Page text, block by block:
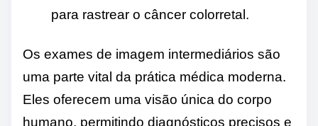
para rastrear o câncer colorretal.
Os exames de imagem intermediários são
uma parte vital da prática médica moderna.
Eles oferecem uma visão única do corpo
humano, permitindo diagnósticos precisos e